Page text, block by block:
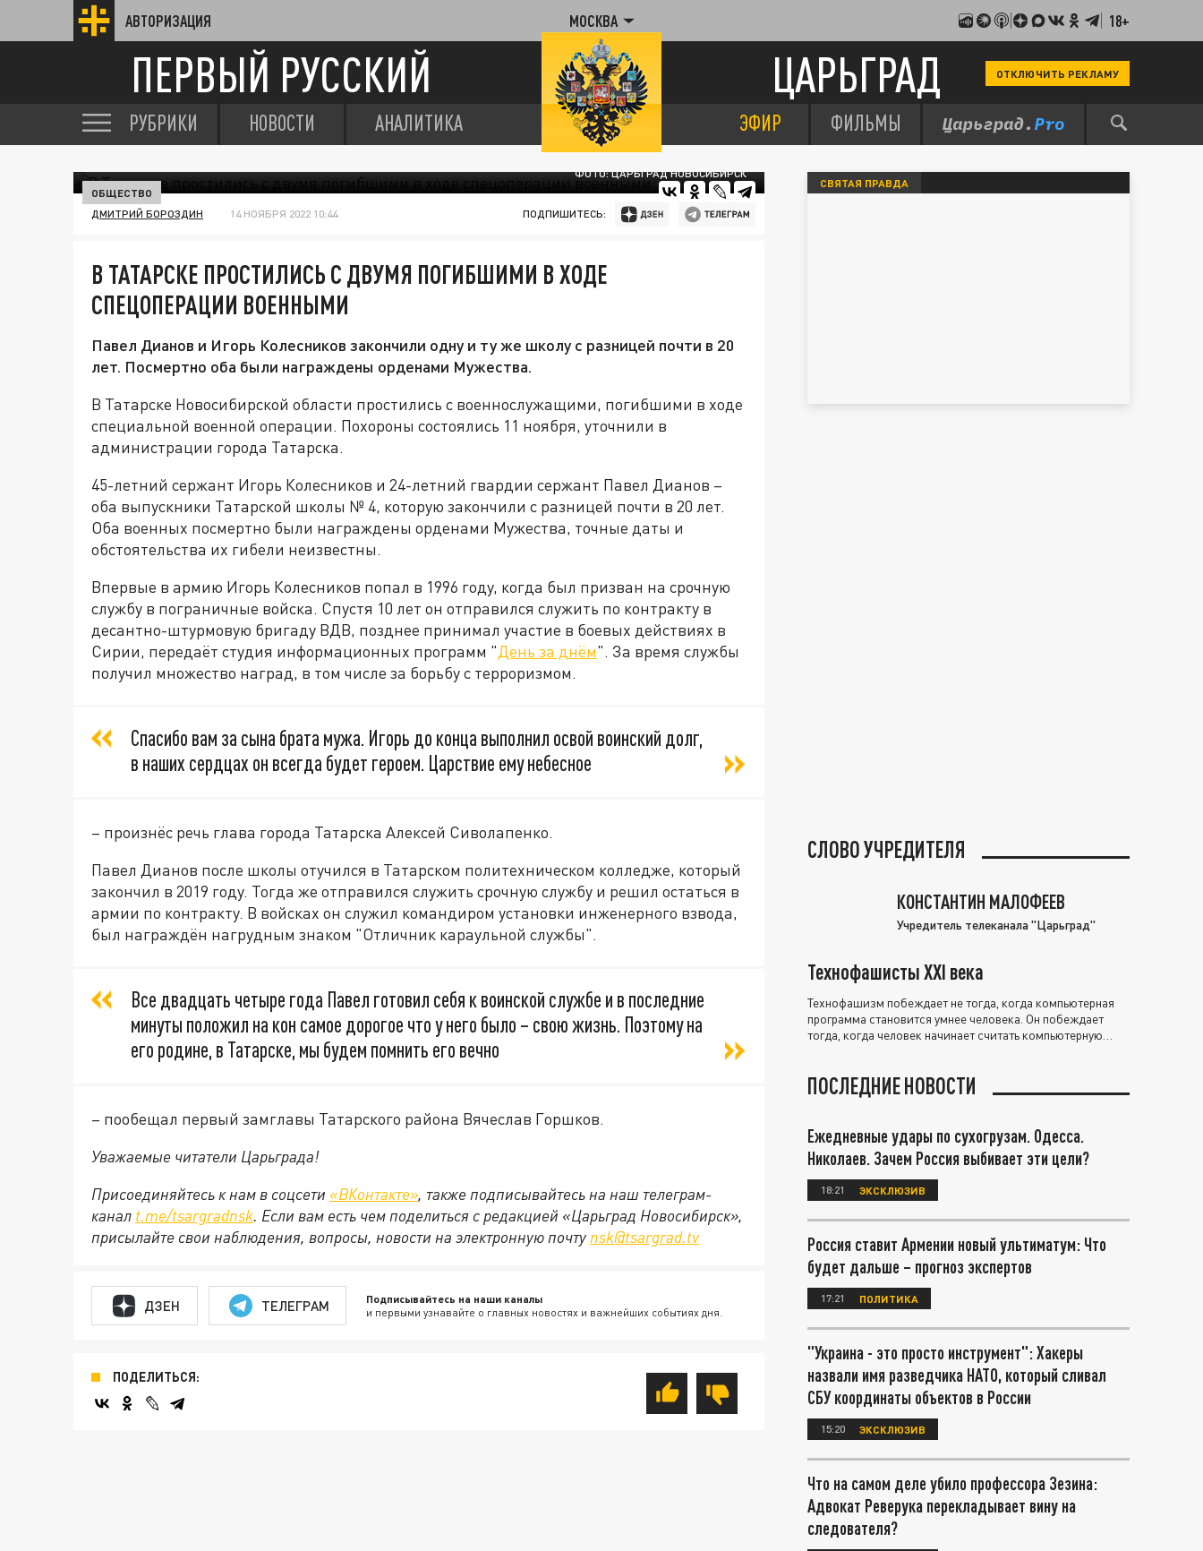
АВТОРИЗАЦИЯ МОСКВА 18+
ПЕРВЫЙ РУССКИЙ ЦАРЬГРАД ОТКЛЮЧИТЬ РЕКЛАМУ
РУБРИКИ НОВОСТИ АНАЛИТИКА ЭФИР ФИЛЬМЫ
ФОТО: ЦАРЬГРАД НОВОСИБИРСК
ОБЩЕСТВО
ДМИТРИЙ БОРОЗДИН 14 НОЯБРЯ 2022 10:44 ПОДПИШИТЕСЬ:
В ТАТАРСКЕ ПРОСТИЛИСЬ С ДВУМЯ ПОГИБШИМИ В ХОДЕ
СПЕЦОПЕРАЦИИ ВОЕННЫМИ
Павел Дианов и Игорь Колесников закончили одну и ту же школу с разницей почти в 20
лет. Посмертно оба были награждены орденами Мужества.
В Татарске Новосибирской области простились с военнослужащими, погибшими в ходе
специальной военной операции. Похороны состоялись 11 ноября, уточнили в
администрации города Татарска.
45-летний сержант Игорь Колесников и 24-летний гвардии сержант Павел Дианов –
оба выпускники Татарской школы № 4, которую закончили с разницей почти в 20 лет.
Оба военных посмертно были награждены орденами Мужества, точные даты и
обстоятельства их гибели неизвестны.
Впервые в армию Игорь Колесников попал в 1996 году, когда был призван на срочную
службу в пограничные войска. Спустя 10 лет он отправился служить по контракту в
десантно-штурмовую бригаду ВДВ, позднее принимал участие в боевых действиях в
Сирии, передаёт студия информационных программ "День за днём". За время службы
получил множество наград, в том числе за борьбу с терроризмом.
Спасибо вам за сына брата мужа. Игорь до конца выполнил освой воинский долг,
в наших сердцах он всегда будет героем. Царствие ему небесное
– произнёс речь глава города Татарска Алексей Сиволапенко.
Павел Дианов после школы отучился в Татарском политехническом колледже, который
закончил в 2019 году. Тогда же отправился служить срочную службу и решил остаться в
армии по контракту. В войсках он служил командиром установки инженерного взвода,
был награждён нагрудным знаком "Отличник караульной службы".
Все двадцать четыре года Павел готовил себя к воинской службе и в последние
минуты положил на кон самое дорогое что у него было – свою жизнь. Поэтому на
его родине, в Татарске, мы будем помнить его вечно
– пообещал первый замглавы Татарского района Вячеслав Горшков.
Уважаемые читатели Царьграда!
Присоединяйтесь к нам в соцсети «ВКонтакте», также подписывайтесь на наш телеграм-
канал t.me/tsargradnsk. Если вам есть чем поделиться с редакцией «Царьград Новосибирск»,
присылайте свои наблюдения, вопросы, новости на электронную почту nsk@tsargrad.tv
ДЗЕН ТЕЛЕГРАМ Подписывайтесь на наши каналы
и первыми узнавайте о главных новостях и важнейших событиях дня.
ПОДЕЛИТЬСЯ:
СВЯТАЯ ПРАВДА
СЛОВО УЧРЕДИТЕЛЯ
КОНСТАНТИН МАЛОФЕЕВ
Учредитель телеканала "Царьград"
Технофашисты XXI века
Технофашизм побеждает не тогда, когда компьютерная
программа становится умнее человека. Он побеждает
тогда, когда человек начинает считать компьютерную
ПОСЛЕДНИЕ НОВОСТИ
Ежедневные удары по сухогрузам. Одесса.
Николаев. Зачем Россия выбивает эти цели?
18:21 ЭКСКЛЮЗИВ
Россия ставит Армении новый ультиматум: Что
будет дальше – прогноз экспертов
17:21 ПОЛИТИКА
"Украина - это просто инструмент": Хакеры
назвали имя разведчика НАТО, который сливал
СБУ координаты объектов в России
15:20 ЭКСКЛЮЗИВ
Что на самом деле убило профессора Зезина:
Адвокат Реверука перекладывает вину на
следователя?